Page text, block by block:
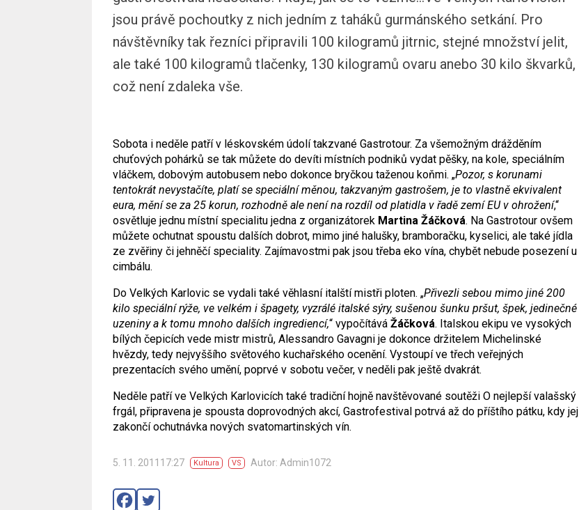
jsou právě pochoutky z nich jedním z taháků gurmánského setkání. Pro
návštěvníky tak řezníci připravili 100 kilogramů jitrnic, stejné množství jelit,
ale také 100 kilogramů tlačenky, 130 kilogramů ovaru anebo 30 kilo škvarků,
což není zdaleka vše.
Sobota i neděle patří v léskovském údolí takzvané Gastrotour. Za všemožným drážděním
chuťových pohárků se tak můžete do devíti místních podniků vydat pěšky, na kole, speciálním
vláčkem, dobovým autobusem nebo dokonce bryčkou taženou koňmi. „Pozor, s korunami
tentokrát nevystačíte, platí se speciální měnou, takzvaným gastrošem, je to vlastně ekvivalent
eura, mění se za 25 korun, rozhodně ale není na rozdíl od platidla v řadě zemí EU v ohrožení,“
osvětluje jednu místní specialitu jedna z organizátorek Martina Žáčková. Na Gastrotour ovšem
můžete ochutnat spoustu dalších dobrot, mimo jiné halušky, bramboračku, kyselici, ale také jídla
ze zvěřiny či jehněčí speciality. Zajímavostmi pak jsou třeba eko vína, chybět nebude posezení u
cimbálu.
Do Velkých Karlovic se vydali také věhlasní italští mistři ploten. „Přivezli sebou mimo jiné 200
kilo speciální rýže, ve velkém i špagety, vyzrálé italské sýry, sušenou šunku pršut, špek, jedinečné
uzeniny a k tomu mnoho dalších ingrediencí,“ vypočítává Žáčková. Italskou ekipu ve vysokých
bílých čepicích vede mistr mistrů, Alessandro Gavagni je dokonce držitelem Michelinské
hvězdy, tedy nejvyššího světového kuchařského ocenění. Vystoupí ve třech veřejných
prezentacích svého umění, poprvé v sobotu večer, v neděli pak ještě dvakrát.
Neděle patří ve Velkých Karlovicích také tradiční hojně navštěvované soutěži O nejlepší valašský
frgál, připravena je spousta doprovodných akcí, Gastrofestival potrvá až do příštího pátku, kdy jej
zakončí ochutnávka nových svatomartinských vín.
5. 11. 201117:27 Kultura VS Autor: Admin1072